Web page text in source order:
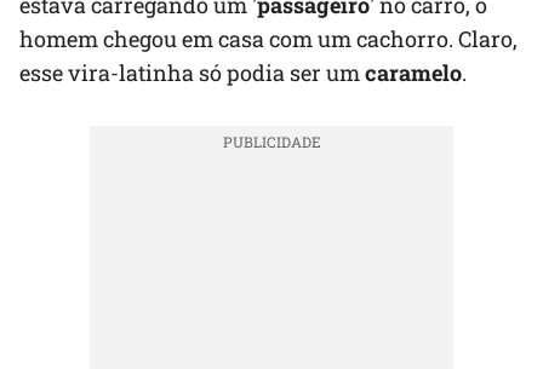
homem chegou em casa com um cachorro. Claro,
esse vira-latinha só podia ser umcaramelo.